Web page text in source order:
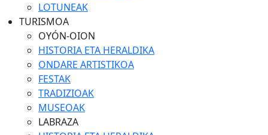
LOTUNEAK
TURISMOA
OYÓN-OION
HISTORIA ETA HERALDIKA
ONDARE ARTISTIKOA
FESTAK
TRADIZIOAK
MUSEOAK
LABRAZA